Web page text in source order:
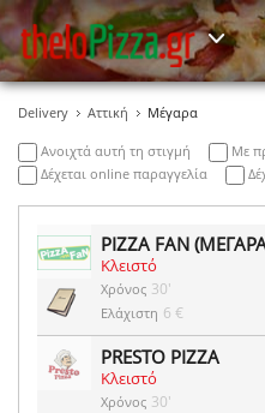
Delivery Αττική Μέγαρα
Ανοιχτά αυτή τη στιγμή
Με
Δέχεται online παραγγελία
PIZZA FAN
Κλειστό
Χρόνος 30'
Ελάχιστη 6 €
PRESTO PIZZA
Κλειστό
Χρόνος 30'